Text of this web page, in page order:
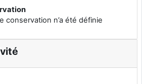
conservation n’a été définie